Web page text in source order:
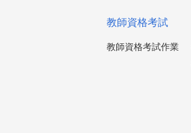
教師資格考試
教師資格考試作業